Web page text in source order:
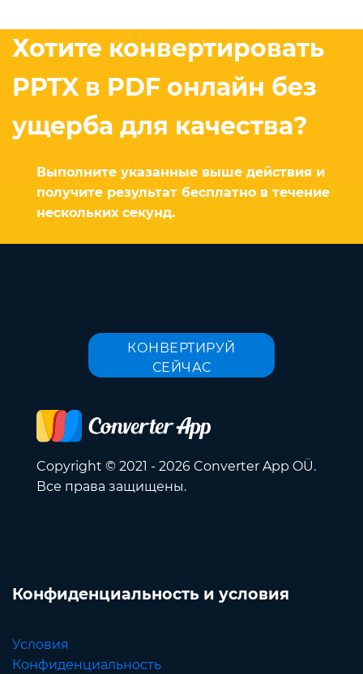
Хотите конвертировать
PPTX в PDF онлайн без
ущерба для качества?
Выполните указанные выше действия и
получите результат бесплатно в течение
нескольких секунд.
КОНВЕРТИРУЙ
СЕЙЧАС
Copyright © 2021 - 2026 Converter App OÜ.
Все права защищены.
Конфиденциальность и условия
Условия
Конфиденциальность